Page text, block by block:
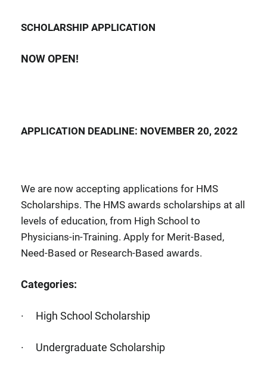
SCHOLARSHIP APPLICATION
NOW OPEN!
APPLICATION DEADLINE: NOVEMBER 20, 2022
We are now accepting applications for HMS
Scholarships. The HMS awards scholarships at all
levels of education, from High School to
Physicians-in-Training. Apply for Merit-Based,
Need-Based or Research-Based awards.
Categories:
· High School Scholarship
· Undergraduate Scholarship